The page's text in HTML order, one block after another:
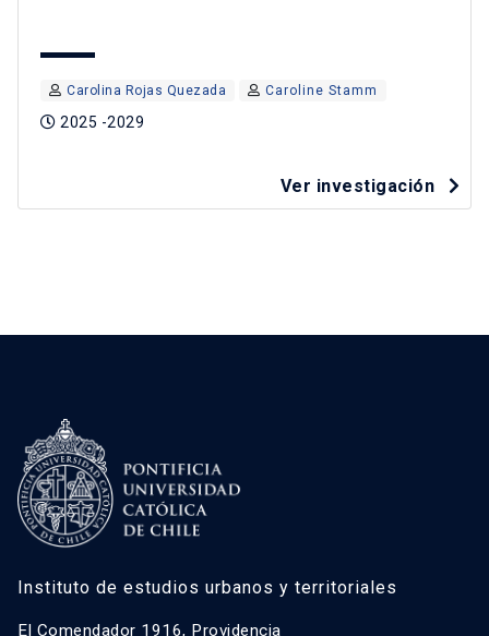
Carolina Rojas Quezada Caroline Stamm
2025 -2029
Ver investigación
Instituto de estudios urbanos y territoriales
El Comendador 1916, Providencia